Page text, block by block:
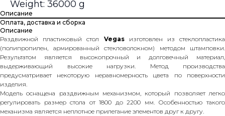
Weight: 36000 g
Описание
Оплата, доставка и сборка
Описание
Раздвижной пластиковый стол Vegas изготовлен из стеклопластика
(полипропилен, армированный стекловолокном) методом штамповки.
Результатом является высокопрочный и долговечный материал,
выдерживающий высокие нагрузки. Метод производства
предусматривает некоторую неравномерность цвета по поверхности
изделия.
Модель оснащена раздвижным механизмом, который позволяет легко
регулировать размер стола от 1800 до 2200 мм. Особенностью такого
механизма является неплотное прилегание элементов друг к другу.